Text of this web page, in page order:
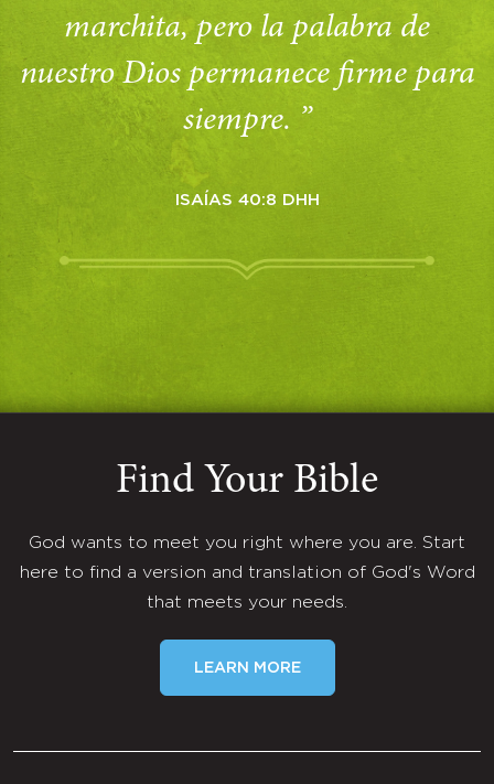
marchita, pero la palabra de
nuestro Dios permanece firme para
siempre. ”
ISAÍAS 40:8 DHH
Find Your Bible
God wants to meet you right where you are. Start
here to find a version and translation of God's Word
that meets your needs.
LEARN MORE